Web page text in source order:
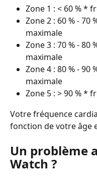
Zone 1 : < 60 % *
Zone 2 : 60 % -
maximale
Zone 3 : 70 % -
maximale
Zone 4 : 80 % -
maximale
Zone 5 : > 90 % *
Votre fréquence
fonction de votre âge
Un problème
Watch ?